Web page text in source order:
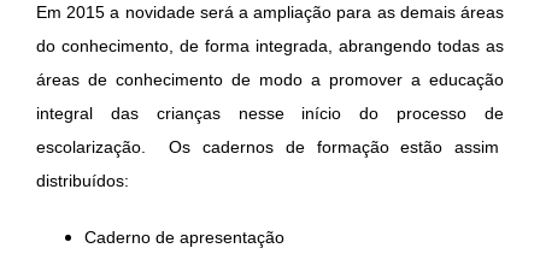
Em 2015 a novidade será a ampliação para as demais áreas
do conhecimento, de forma integrada, abrangendo todas as
áreas de conhecimento de modo a promover a educação
integral das crianças nesse início do processo de
escolarização. Os cadernos de formação estão assim
distribuídos:
Caderno de apresentação